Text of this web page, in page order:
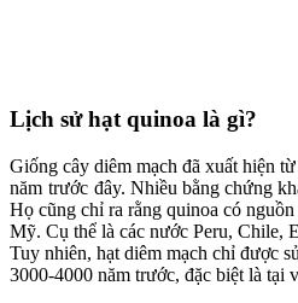
Lịch sử hạt quinoa là gì?
Giống cây diêm mạch đã xuất hiện
năm trước đây. Nhiều bằng chứng
Họ cũng chỉ ra rằng quinoa có
Mỹ. Cụ thể là các nước Peru, Chile,
Tuy nhiên, hạt diêm mạch chỉ được
3000-4000 năm trước, đặc biệt là tại